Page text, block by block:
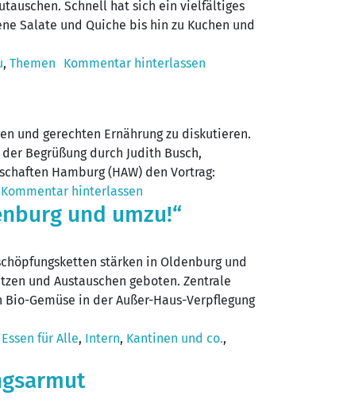
Schnell hat sich ein vielfältiges
Salate und Quiche bis hin zu Kuchen und
, Themen Kommentar hinterlassen
und gerechten Ernährung zu diskutieren.
Begrüßung durch Judith Busch,
Hamburg (HAW) den Vortrag:
Kommentar hinterlassen
und umzu!“
stärken in Oldenburg und
und Austauschen geboten. Zentrale
Gemüse in der Außer-Haus-Verpflegung
für Alle, Intern, Kantinen und co.,